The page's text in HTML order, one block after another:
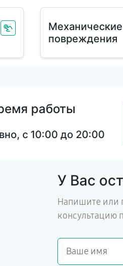
Механические
повреждения
работы
с 10:00 до 20:00
У Вас
Напишите или
консультацию